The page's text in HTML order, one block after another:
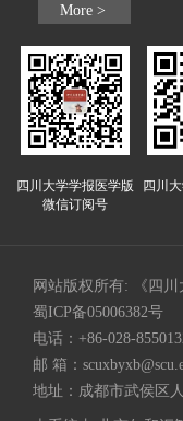
More >
四川大学学报医学版
微信订阅号
四川
网站版权所有: 《四
蜀ICP备05006382号
电话：+86-028-
邮 箱：
地址：成都市武侯区